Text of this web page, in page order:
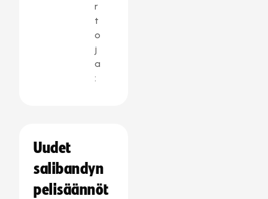
r
t
o
j
a
:
Uudet
salibandyn
pelisäännöt